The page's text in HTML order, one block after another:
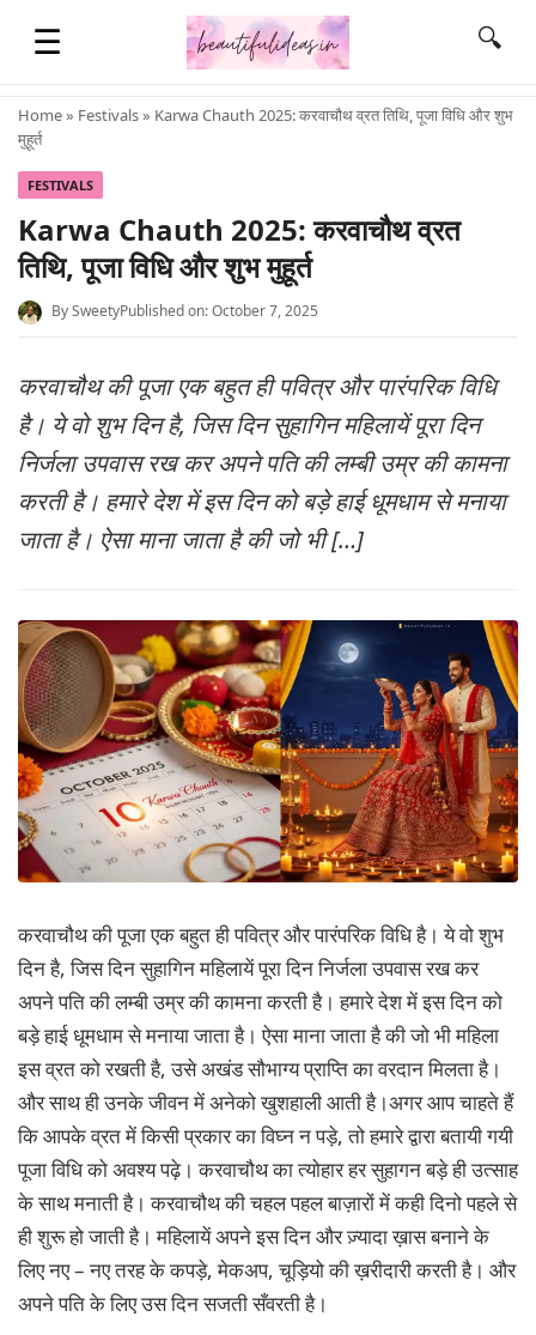
☰
HOME
QUOTES
LIFESTYLE
FASHION & STYLE
CONTACT NAME IDEAS
MORE
🔍
Home» Festivals» Karwa Chauth 2025: करवाचौथ व्रत तिथि, पूजा विधि और शुभ
मुहूर्त
FESTIVALS
Karwa Chauth 2025: करवाचौथ व्रत
तिथि, पूजा विधि और शुभ मुहूर्त
BySweetyPublished on: October 7, 2025
करवाचौथ की पूजा एक बहुत ही पवित्र और पारंपरिक विधि
है। ये वो शुभ दिन है, जिस दिन सुहागिन महिलायें पूरा दिन
निर्जला उपवास रख कर अपने पति की लम्बी उम्र की कामना
करती है। हमारे देश में इस दिन को बड़े हाई धूमधाम से मनाया
जाता है। ऐसा माना जाता है की जो भी […]
करवाचौथ की पूजा एक बहुत ही पवित्र और पारंपरिक विधि है। ये वो शुभ
दिन है, जिस दिन सुहागिन महिलायें पूरा दिन निर्जला उपवास रख कर
अपने पति की लम्बी उम्र की कामना करती है। हमारे देश में इस दिन को
बड़े हाई धूमधाम से मनाया जाता है। ऐसा माना जाता है की जो भी महिला
इस व्रत को रखती है, उसे अखंड सौभाग्य प्राप्ति का वरदान मिलता है।
और साथ ही उनके जीवन में अनेको खुशहाली आती है।अगर आप चाहते हैं
कि आपके व्रत में किसी प्रकार का विघ्न न पड़े, तो हमारे द्वारा बतायी गयी
पूजा विधि को अवश्य पढ़े। करवाचौथ का त्योहार हर सुहागन बड़े ही उत्साह
के साथ मनाती है। करवाचौथ की चहल पहल बाज़ारों में कही दिनो पहले से
ही शुरू हो जाती है। महिलायें अपने इस दिन और ज़्यादा ख़ास बनाने के
लिए नए – नए तरह के कपड़े, मेकअप, चूड़ियो की ख़रीदारी करती है। और
अपने पति के लिए उस दिन सजती सँवरती है।